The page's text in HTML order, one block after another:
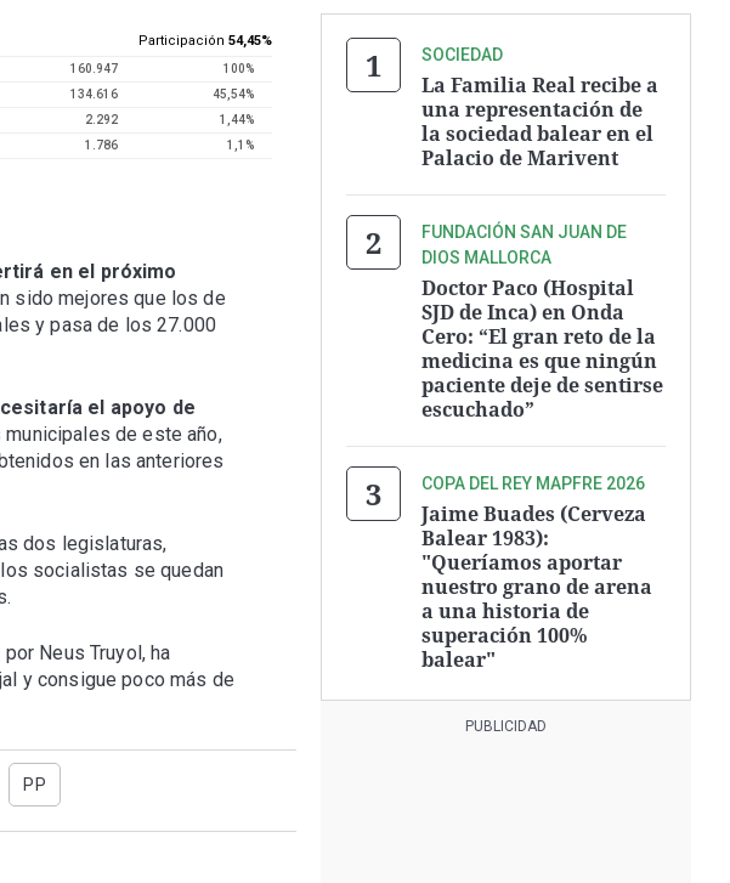
0,32
518
296
213
Participación 54,45%
160.947 100%
134.616 45,54%
2.292 1,44%
1.786 1,1%
en el próximo
sido mejores que los de
y pasa de los 27.000
el apoyo de
municipales de este año,
en las anteriores
dos legislaturas,
socialistas se quedan
Neus Truyol, ha
y consigue poco más de
PP
SOCIEDAD
La Familia Real recibe a
una representación de
la sociedad balear en el
Palacio de Marivent
FUNDACIÓN SAN JUAN DE
DIOS MALLORCA
Doctor Paco (Hospital
SJD de Inca) en Onda
Cero: “El gran reto de la
medicina es que ningún
paciente deje de sentirse
escuchado”
COPA DEL REY MAPFRE 2026
Jaime Buades (Cerveza
Balear 1983):
"Queríamos aportar
nuestro grano de arena
a una historia de
superación 100%
balear"